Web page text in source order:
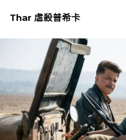
Thar 虐殺普希卡